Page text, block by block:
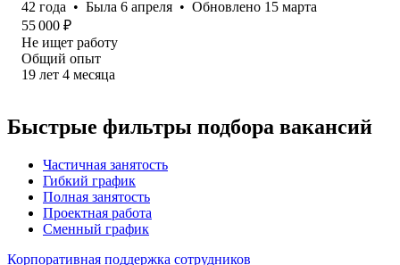
42 года • Была 6 апреля • Обновлено 15 марта
55 000 ₽
Не ищет работу
Общий опыт
19 лет 4 месяца
Быстрые фильтры подбора вакансий
Частичная занятость
Гибкий график
Полная занятость
Проектная работа
Сменный график
Корпоративная поддержка сотрудников